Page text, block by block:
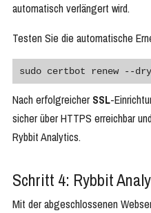
automatisch verlängert wird.
Testen Sie die automatische
sudo certbot renew --
Nach erfolgreicher SSL-
sicher über HTTPS erreichbar
Rybbit Analytics.
Schritt 4: Rybbit
Mit der abgeschlossenen